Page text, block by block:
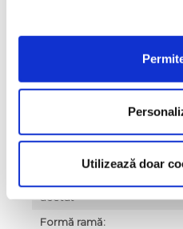
Utilizează doar
Material ramă:
acetat
Formă ramă: